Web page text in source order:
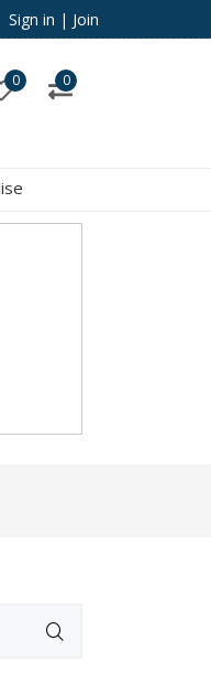
Sign in | Join
0 0